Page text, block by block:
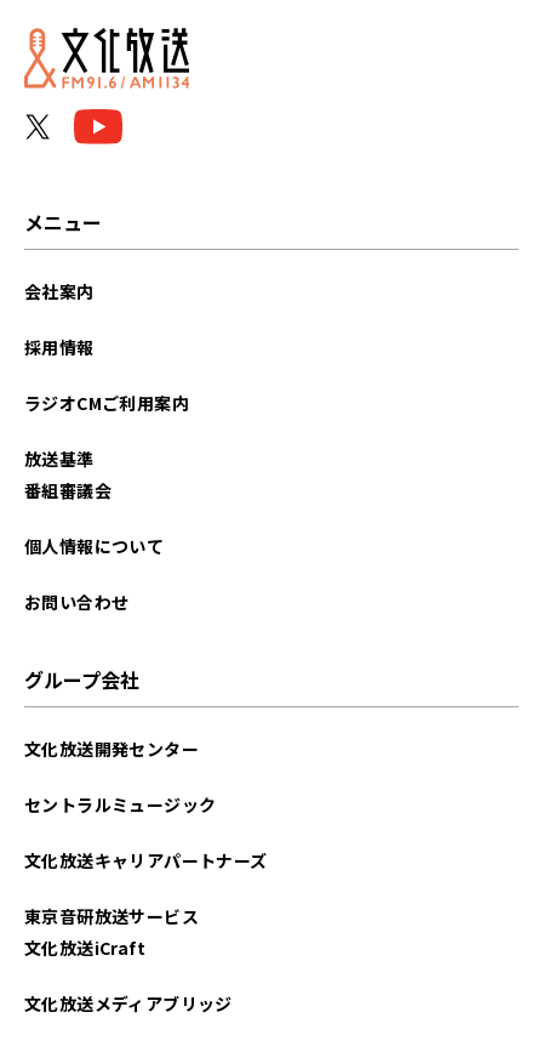
2026年01月
2023年06月
2023年03月
2022年10月
メニュー
会社案内
採用情報
ラジオCMご利用案内
放送基準
番組審議会
個人情報について
お問い合わせ
グループ会社
文化放送開発センター
セントラルミュージック
文化放送キャリアパートナーズ
東京音研放送サービス
文化放送iCraft
文化放送メディアブリッジ